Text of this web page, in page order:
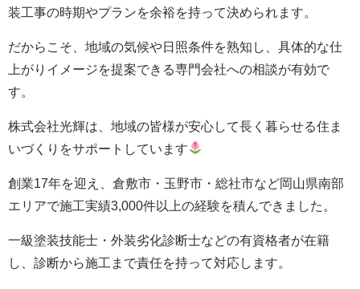
装工事の時期やプランを余裕を持って決められます。
だからこそ、地域の気候や日照条件を熟知し、具体的な仕
上がりイメージを提案できる専門会社への相談が有効で
す。
株式会社光輝は、地域の皆様が安心して長く暮らせる住ま
いづくりをサポートしています
創業17年を迎え、倉敷市・玉野市・総社市など岡山県南部
エリアで施工実績3,000件以上の経験を積んできました。
一級塗装技能士・外装劣化診断士などの有資格者が在籍
し、診断から施工まで責任を持って対応します。